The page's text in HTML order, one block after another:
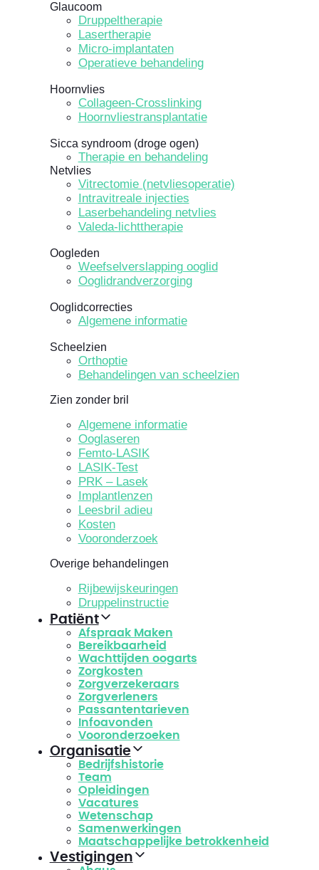
Glaucoom
Druppeltherapie
Lasertherapie
Micro-implantaten
Operatieve behandeling
Hoornvlies
Collageen-Crosslinking
Hoornvliestransplantatie
Sicca syndroom (droge ogen)
Therapie en behandeling
Netvlies
Vitrectomie (netvliesoperatie)
Intravitreale injecties
Laserbehandeling netvlies
Valeda-lichttherapie
Oogleden
Weefselverslapping ooglid
Ooglidrandverzorging
Ooglidcorrecties
Algemene informatie
Scheelzien
Orthoptie
Behandelingen van scheelzien
Zien zonder bril
Algemene informatie
Ooglaseren
Femto-LASIK
LASIK-Test
PRK – Lasek
Implantlenzen
Leesbril adieu
Kosten
Vooronderzoek
Overige behandelingen
Rijbewijskeuringen
Druppelinstructie
Patiënt
Afspraak Maken
Bereikbaarheid
Wachttijden oogarts
Zorgkosten
Zorgverzekeraars
Zorgverleners
Passantentarieven
Infoavonden
Vooronderzoeken
Organisatie
Bedrijfshistorie
Team
Opleidingen
Vacatures
Wetenschap
Samenwerkingen
Maatschappelijke betrokkenheid
Vestigingen